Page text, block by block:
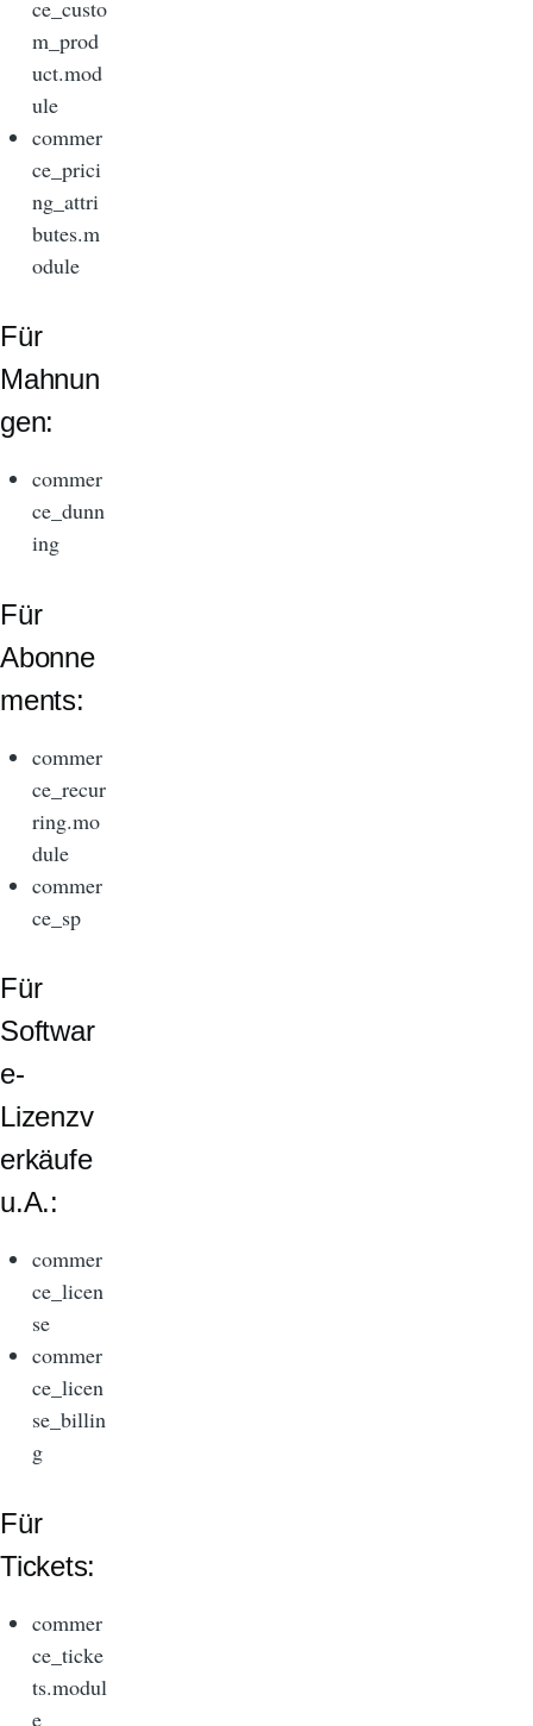
ce_custo
m_prod
uct.mod
ule
commer
ce_prici
ng_attri
butes.m
odule
Für
Mahnun
gen:
commer
ce_dunn
ing
Für
Abonne
ments:
commer
ce_recur
ring.mo
dule
commer
ce_sp
Für
Softwar
e-
Lizenzv
erkäufe
u.A.:
commer
ce_licen
se
commer
ce_licen
se_billin
g
Für
Tickets:
commer
ce_ticke
ts.modul
e